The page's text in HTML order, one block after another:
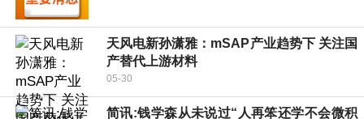
天风电新孙潇雅：mSAP产业趋势下 关注国
产替代上游材料
05-30
简讯:钱学森从未说过“人再笨还学不会微积